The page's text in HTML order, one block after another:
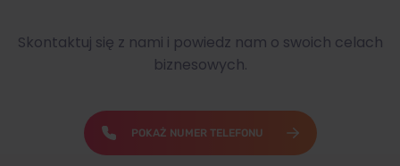
Skontaktuj się z nami i powiedz nam o swoich celach
biznesowych.
POKAŻ NUMER TELEFONU